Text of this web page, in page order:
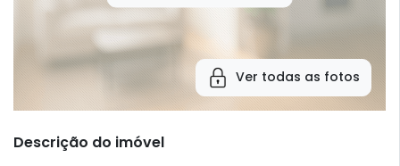
Ver todas as fotos
Descrição do imóvel